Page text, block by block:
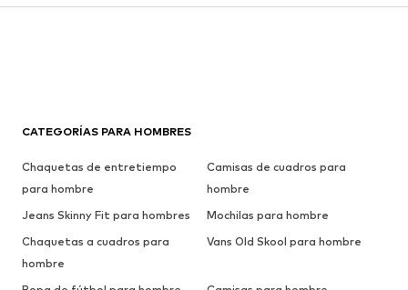
CATEGORÍAS PARA HOMBRES
Chaquetas de entretiempo
para hombre
Camisas de cuadros para
hombre
Jeans Skinny Fit para hombres
Mochilas para hombre
Chaquetas a cuadros para
hombre
Vans Old Skool para hombre